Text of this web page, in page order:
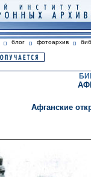
блог фотоархив
Афганские